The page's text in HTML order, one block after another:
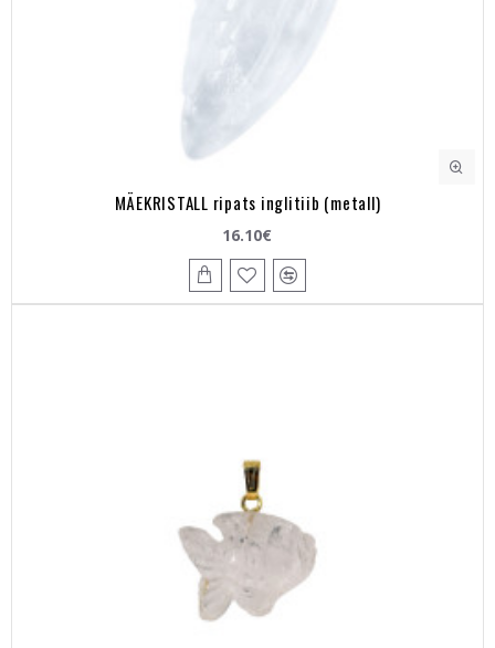
MÄEKRISTALL ripats inglitiib (metall)
16.10€